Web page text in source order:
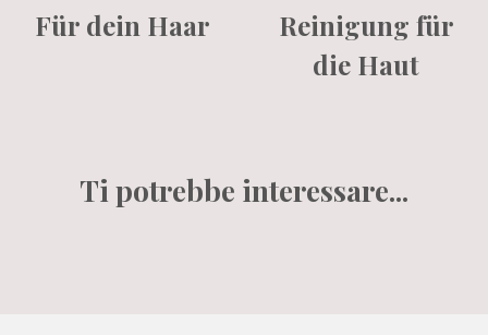
Für dein Haar
Reinigung für
die Haut
Ti potrebbe interessare...